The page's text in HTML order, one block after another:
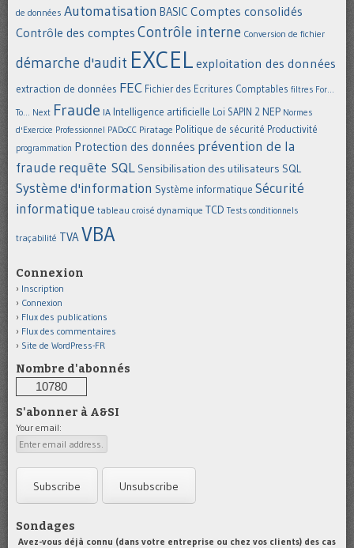
de données Automatisation BASIC Comptes consolidés
Contrôle des comptes Contrôle interne Conversion de fichier
démarche d'audit EXCEL exploitation des données
extraction de données FEC Fichier des Ecritures Comptables filtres For...
To... Next Fraude IA Intelligence artificielle Loi SAPIN 2 NEP Normes
d'Exercice Professionnel PADoCC Piratage Politique de sécurité Productivité
programmation Protection des données prévention de la
fraude requête SQL Sensibilisation des utilisateurs SQL
Système d'information Système informatique Sécurité
informatique tableau croisé dynamique TCD Tests conditionnels
traçabilité TVAVBA
Connexion
Inscription
Connexion
Flux des publications
Flux des commentaires
Site de WordPress-FR
Nombre d'abonnés
10780
S'abonner à A&SI
Your email:
Sondages
Avez-vous déjà connu (dans votre entreprise ou chez vos clients) des cas